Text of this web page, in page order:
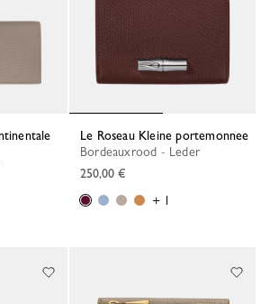
Le Roseau Kleine portemonnee
Bordeauxrood - Leder
250,00 €
+ 1